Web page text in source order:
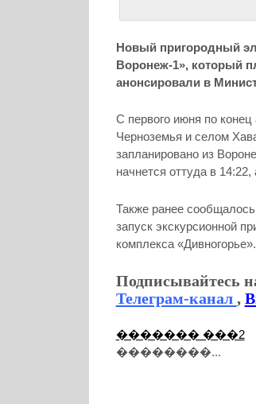
Новый пригородный
Воронеж-1», который
анонсировали в
С первого июня по
Черноземья и селом
запланировано из
начнется оттуда в
Также ранее
запуск экскурсионной
комплекса «Дивногорье».
Подписывайтесь
Телеграм-канал ,
������� ���2
��������...